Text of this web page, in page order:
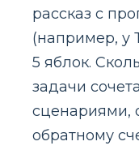
рассказ с
(например, у
5 яблок.
задачи
сценариями,
обратному